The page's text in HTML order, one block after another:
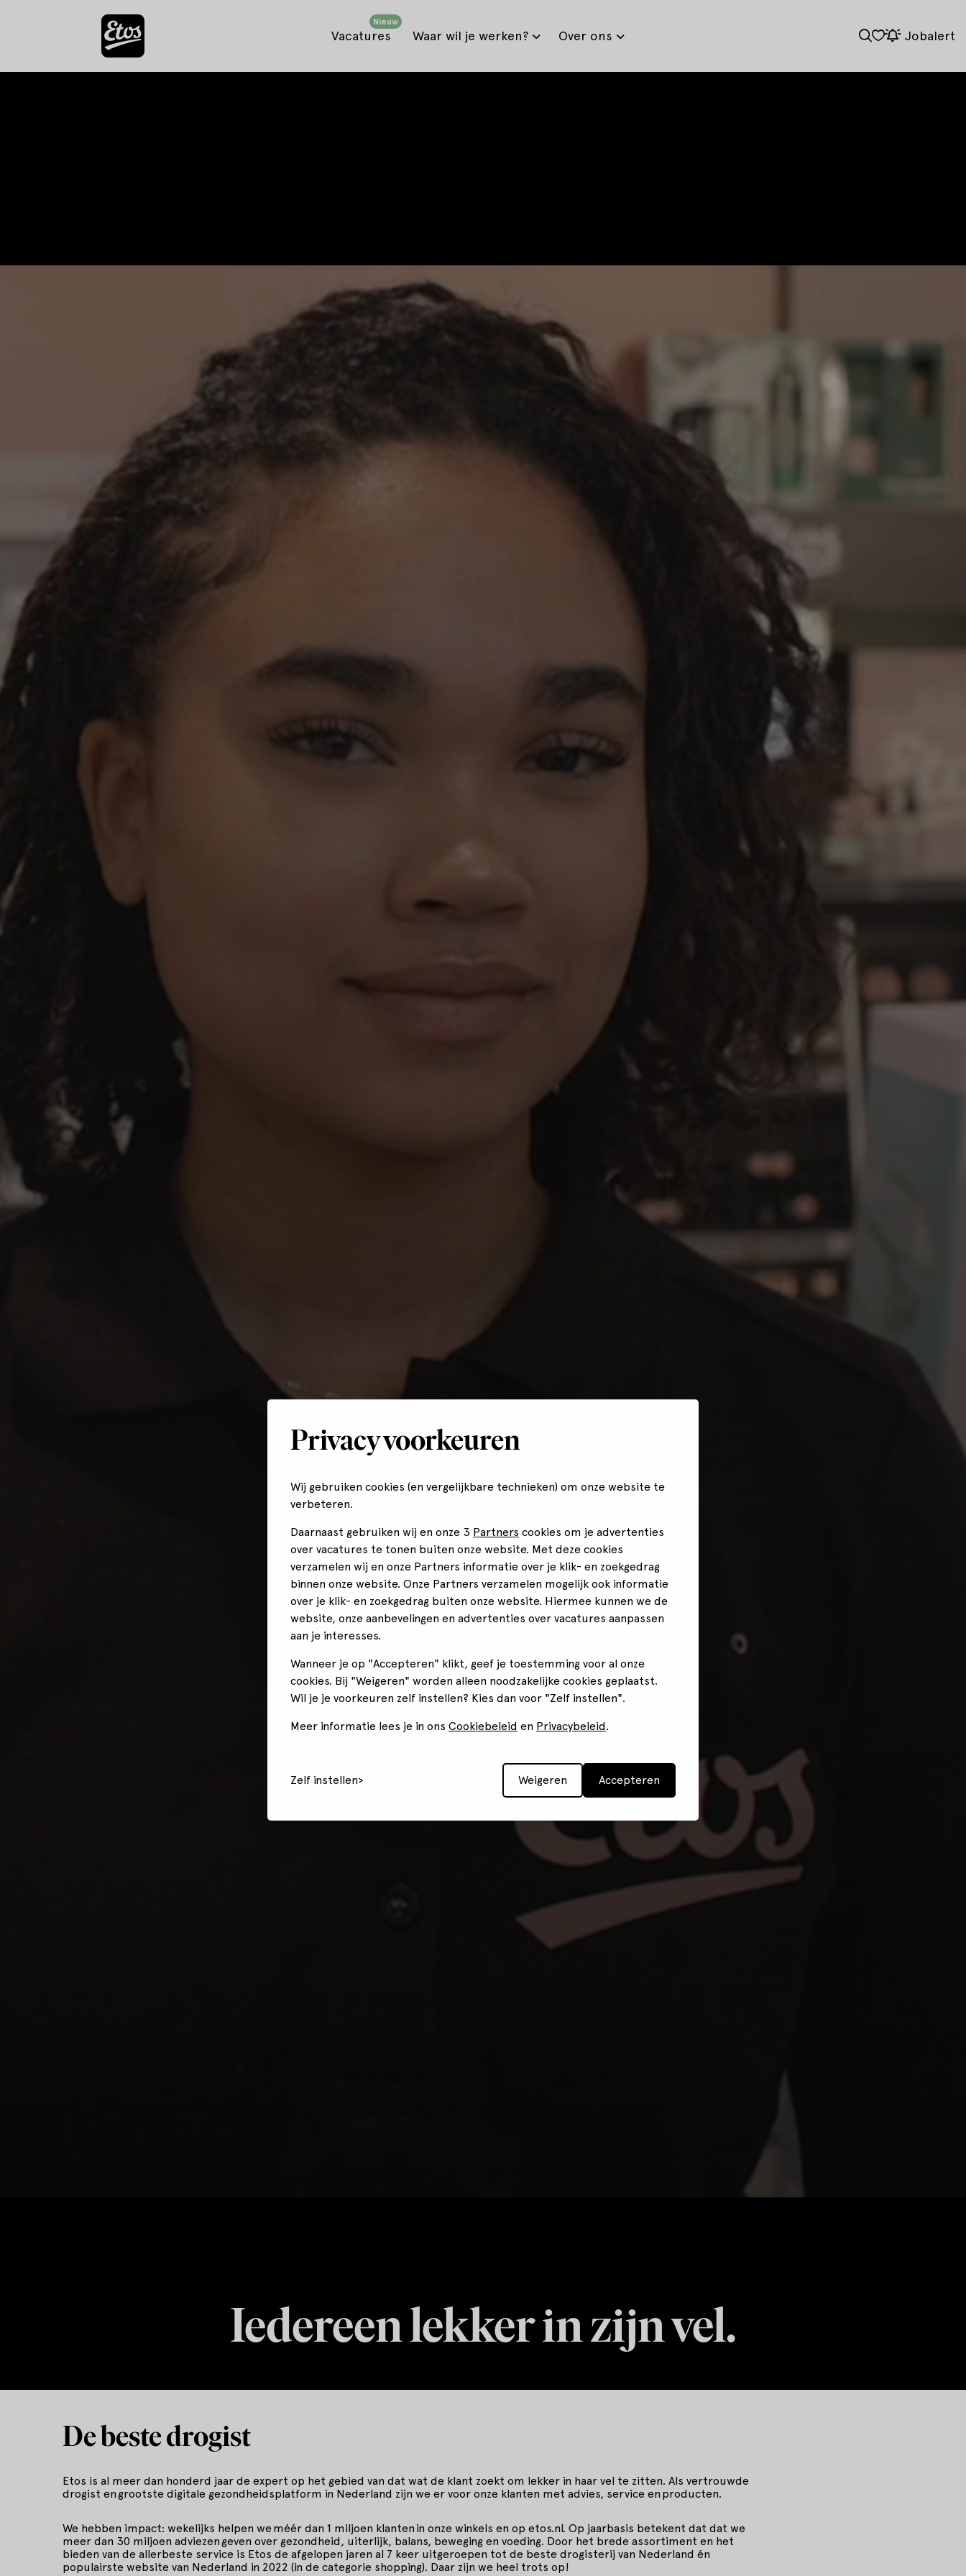
Privacy voorkeuren
Wij gebruiken cookies (en vergelijkbare technieken) om onze website te
verbeteren.
Daarnaast gebruiken wij en onze 3 Partners cookies om je advertenties
over vacatures te tonen buiten onze website. Met deze cookies
verzamelen wij en onze Partners informatie over je klik- en zoekgedrag
binnen onze website. Onze Partners verzamelen mogelijk ook informatie
over je klik- en zoekgedrag buiten onze website. Hiermee kunnen we de
website, onze aanbevelingen en advertenties over vacatures aanpassen
aan je interesses.
Wanneer je op "Accepteren" klikt, geef je toestemming voor al onze
cookies. Bij "Weigeren" worden alleen noodzakelijke cookies geplaatst.
Wil je je voorkeuren zelf instellen? Kies dan voor "Zelf instellen".
Meer informatie lees je in ons Cookiebeleid en Privacybeleid.
Zelf instellen Weigeren Accepteren
Vacatures
Nieuw
Waar wil je werken? Over ons Jobalert
Iedereen lekker in zijn vel.
De beste drogist
Etos is al meer dan honderd jaar de expert op het gebied van dat wat de klant zoekt om lekker in haar vel te zitten. Als vertrouwde
drogist en grootste digitale gezondheidsplatform in Nederland zijn we er voor onze klanten met advies, service en producten.
We hebben impact: wekelijks helpen we méér dan 1 miljoen klanten in onze winkels en op etos.nl. Op jaarbasis betekent dat dat we
meer dan 30 miljoen adviezen geven over gezondheid, uiterlijk, balans, beweging en voeding. Door het brede assortiment en het
bieden van de allerbeste service is Etos de afgelopen jaren al 7 keer uitgeroepen tot de beste drogisterij van Nederland én
populairste website van Nederland in 2022 (in de categorie shopping). Daar zijn we heel trots op!